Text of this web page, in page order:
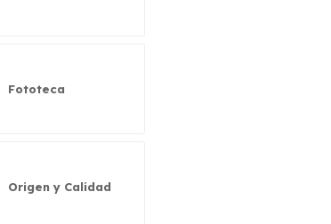
Fototeca
Origen y Calidad